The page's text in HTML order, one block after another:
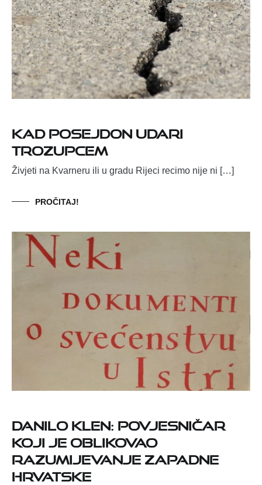
Kad Posejdon udari
trozupcem
Živjeti na Kvarneru ili u gradu Rijeci recimo nije ni […]
PROČITAJ!
Danilo Klen: povjesničar
koji je oblikovao
razumijevanje zapadne
Hrvatske